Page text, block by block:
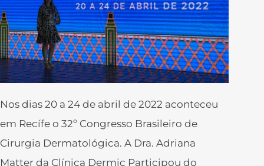
Nos dias 20 a 24 de abril de 2022 aconteceu
em Recífe o 32º Congresso Brasileiro de
Cirurgia Dermatológica. A Dra. Adriana
Matter da Clínica Dermic Participou do